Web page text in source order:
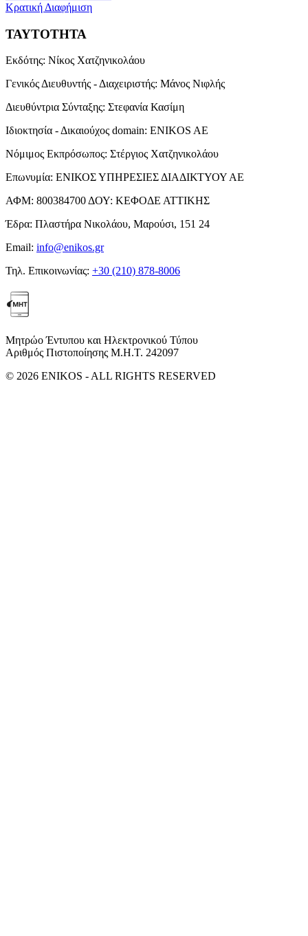
Κρατική Διαφήμιση
ΤΑΥΤΟΤΗΤΑ
Εκδότης: Νίκος Χατζηνικολάου
Γενικός Διευθυντής - Διαχειριστής: Μάνος Νιφλής
Διευθύντρια Σύνταξης: Στεφανία Κασίμη
Ιδιοκτησία - Δικαιούχος domain: ENIKOS AE
Νόμιμος Εκπρόσωπος: Στέργιος Χατζηνικολάου
Επωνυμία: ΕΝΙΚΟΣ ΥΠΗΡΕΣΙΕΣ ΔΙΑΔΙΚΤΥΟΥ ΑΕ
ΑΦΜ: 800384700 ΔΟΥ: ΚΕΦΟΔΕ ΑΤΤΙΚΗΣ
Έδρα: Πλαστήρα Νικολάου, Μαρούσι, 151 24
Email: info@enikos.gr
Τηλ. Επικοινωνίας: +30 (210) 878-8006
Μητρώο Έντυπου και Ηλεκτρονικού Τύπου
Αριθμός Πιστοποίησης Μ.Η.Τ. 242097
© 2026 ENIKOS - ALL RIGHTS RESERVED